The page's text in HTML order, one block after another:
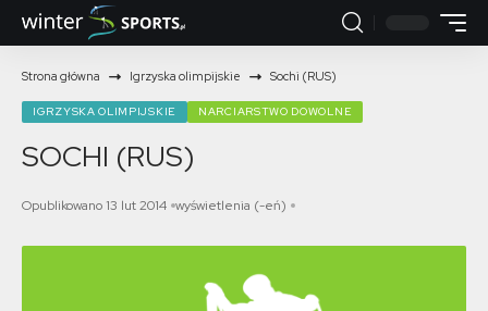
Strona główna Igrzyska olimpijskie Sochi (RUS)
IGRZYSKA OLIMPIJSKIE NARCIARSTWO DOWOLNE
SOCHI (RUS)
Opublikowano 13 lut 2014 wyświetlenia (-eń)